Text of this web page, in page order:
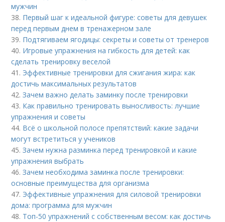
мужчин
38. Первый шаг к идеальной фигуре: советы для девушек
перед первым днем в тренажерном зале
39. Подтягиваем ягодицы: секреты и советы от тренеров
40. Игровые упражнения на гибкость для детей: как
сделать тренировку веселой
41. Эффективные тренировки для сжигания жира: как
достичь максимальных результатов
42.Зачем важно делать заминку после тренировки
43. Как правильно тренировать выносливость: лучшие
упражнения и советы
44. Всё о школьной полосе препятствий: какие задачи
могут встретиться у учеников
45.Зачем нужна разминка перед тренировкой и какие
упражнения выбрать
46.Зачем необходима заминка после тренировки:
основные преимущества для организма
47. Эффективные упражнения для силовой тренировки
дома: программа для мужчин
48. Топ-50 упражнений с собственным весом: как достичь